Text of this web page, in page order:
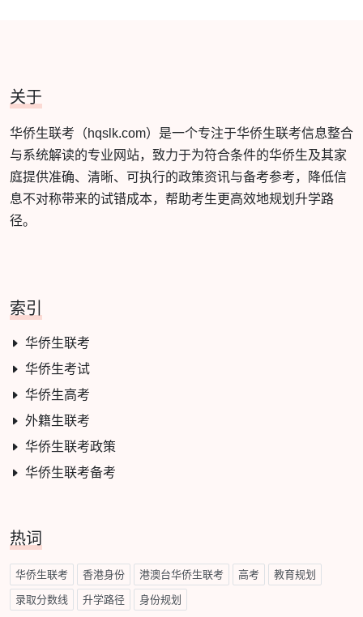
关于
华侨生联考（hqslk.com）是一个专注于华侨生联考信息整合
与系统解读的专业网站，致力于为符合条件的华侨生及其家
庭提供准确、清晰、可执行的政策资讯与备考参考，降低信
息不对称带来的试错成本，帮助考生更高效地规划升学路
径。
索引
华侨生联考
华侨生考试
华侨生高考
外籍生联考
华侨生联考政策
华侨生联考备考
热词
华侨生联考 香港身份 港澳台华侨生联考 高考 教育规划
录取分数线 升学路径 身份规划